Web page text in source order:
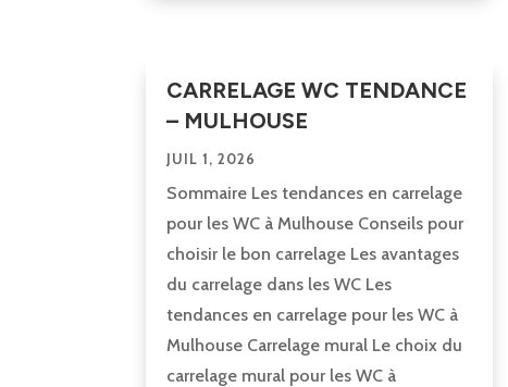
CARRELAGE WC TENDANCE
– MULHOUSE
JUIL 1, 2026
Sommaire Les tendances en carrelage
pour les WC à Mulhouse Conseils pour
choisir le bon carrelage Les avantages
du carrelage dans les WC Les
tendances en carrelage pour les WC à
Mulhouse Carrelage mural Le choix du
carrelage mural pour les WC à